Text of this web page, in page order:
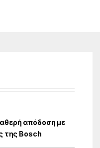
απόδοση με
της Bosch